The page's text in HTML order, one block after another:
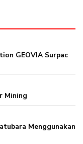
GEOVIA Surpac
Mining
Menggunakan